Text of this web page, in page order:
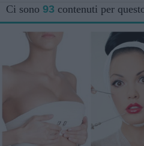
Ci sono 93 contenuti per